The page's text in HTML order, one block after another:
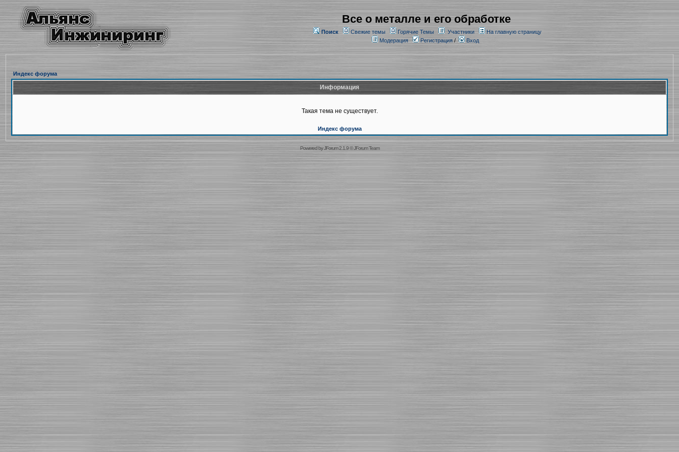
Все о металле и его обработке
Поиск Свежие темы Горячие Темы Участники
На главную страницу
Модерация
Регистрация/ Вход
Индекс форума
Информация
Такая тема не существует.
Индекс форума
Powered byJForum 2.1.9©JForum Team